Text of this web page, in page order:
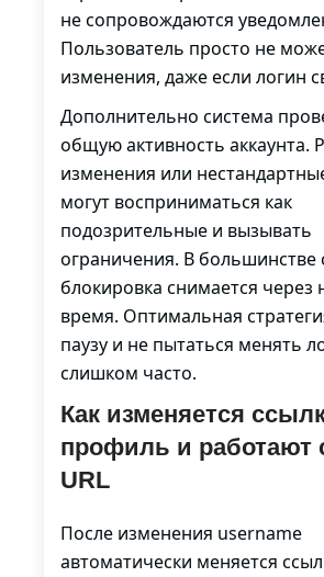
не сопровождаются
Пользователь просто не
изменения, даже если логин
Дополнительно система
общую активность аккаунта.
изменения или
могут восприниматься как
подозрительные и вызывать
ограничения. В большинстве
блокировка снимается через
время. Оптимальная
паузу и не пытаться менять
слишком часто.
Как изменяется
профиль и работают
URL
После изменения username
автоматически меняется